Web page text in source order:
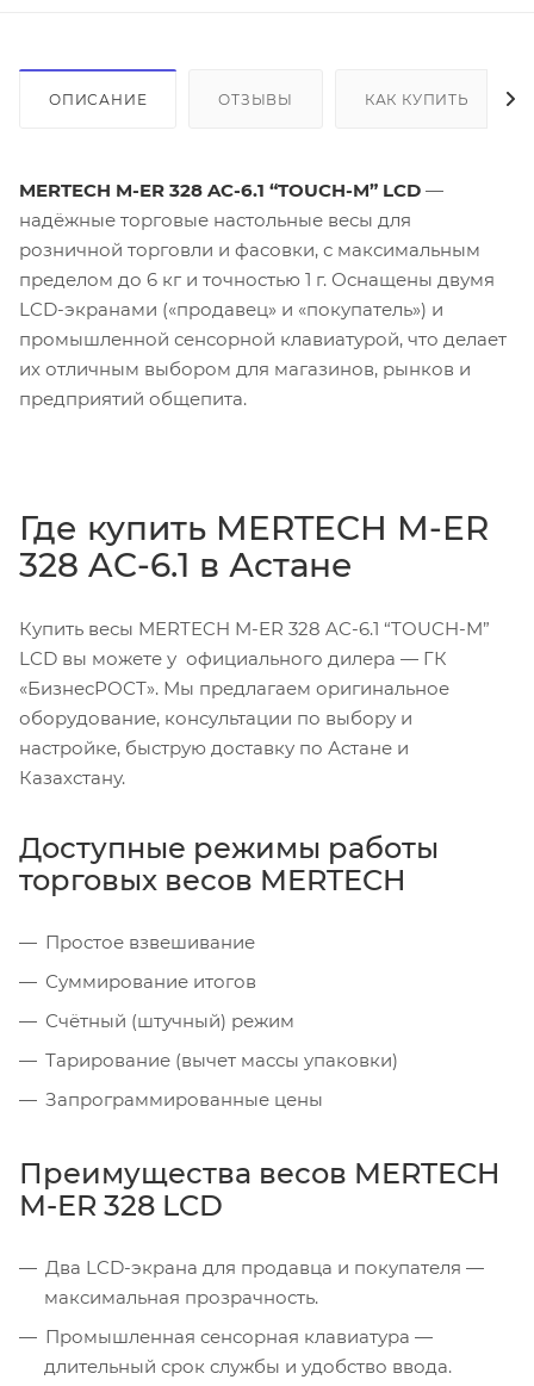
ОПИСАНИЕ ОТЗЫВЫ КАК КУПИТЬ
MERTECH M-ER 328 AC-6.1 “TOUCH-M” LCD —
надёжные торговые настольные весы для
розничной торговли и фасовки, с максимальным
пределом до 6 кг и точностью 1 г. Оснащены двумя
LCD-экранами («продавец» и «покупатель») и
промышленной сенсорной клавиатурой, что делает
их отличным выбором для магазинов, рынков и
предприятий общепита.
Где купить MERTECH M-ER
328 AC-6.1 в Астане
Купить весы MERTECH M-ER 328 AC-6.1 “TOUCH-M”
LCD вы можете у официального дилера — ГК
«БизнесРОСТ». Мы предлагаем оригинальное
оборудование, консультации по выбору и
настройке, быструю доставку по Астане и
Казахстану.
Доступные режимы работы
торговых весов MERTECH
Простое взвешивание
Суммирование итогов
Счётный (штучный) режим
Тарирование (вычет массы упаковки)
Запрограммированные цены
Преимущества весов MERTECH
M-ER 328 LCD
Два LCD-экрана для продавца и покупателя —
максимальная прозрачность.
Промышленная сенсорная клавиатура —
длительный срок службы и удобство ввода.